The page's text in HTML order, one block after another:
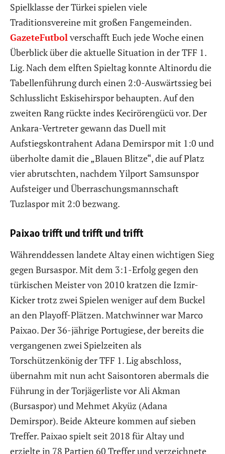
Spielklasse der Türkei spielen viele
Traditionsvereine mit großen Fangemeinden.
GazeteFutbol verschafft Euch jede Woche einen
Überblick über die aktuelle Situation in der TFF 1.
Lig. Nach dem elften Spieltag konnte Altinordu die
Tabellenführung durch einen 2:0-Auswärtssieg bei
Schlusslicht Eskisehirspor behaupten. Auf den
zweiten Rang rückte indes Kecirörengücü vor. Der
Ankara-Vertreter gewann das Duell mit
Aufstiegskontrahent Adana Demirspor mit 1:0 und
überholte damit die „Blauen Blitze“, die auf Platz
vier abrutschten, nachdem Yilport Samsunspor
Aufsteiger und Überraschungsmannschaft
Tuzlaspor mit 2:0 bezwang.
Paixao trifft und trifft und trifft
Währenddessen landete Altay einen wichtigen Sieg
gegen Bursaspor. Mit dem 3:1-Erfolg gegen den
türkischen Meister von 2010 kratzen die Izmir-
Kicker trotz zwei Spielen weniger auf dem Buckel
an den Playoff-Plätzen. Matchwinner war Marco
Paixao. Der 36-jährige Portugiese, der bereits die
vergangenen zwei Spielzeiten als
Torschützenkönig der TFF 1. Lig abschloss,
übernahm mit nun acht Saisontoren abermals die
Führung in der Torjägerliste vor Ali Akman
(Bursaspor) und Mehmet Akyüz (Adana
Demirspor). Beide Akteure kommen auf sieben
Treffer. Paixao spielt seit 2018 für Altay und
erzielte in 78 Partien 60 Treffer und verzeichnete